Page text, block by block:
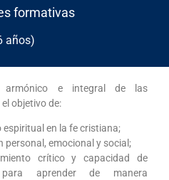
formativas
años)
armónico e integral de las
objetivo de:
en la fe cristiana;
personal, emocional y social;
crítico y capacidad de
aprender de manera